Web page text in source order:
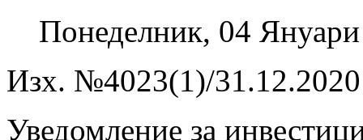
Понеделник, 04
Изх. №4023(1)/31.12.2020
Уведомление за